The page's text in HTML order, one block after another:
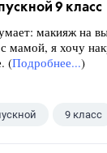
9 класс
макияж на
мамой, я хочу
(Подробнее...)
9 класс